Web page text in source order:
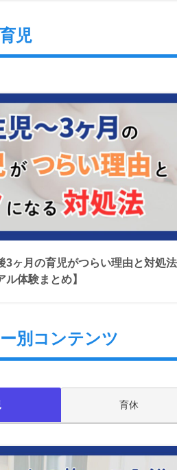
児
3ヶ月の育児がつらい理由と対処法
ル体験まとめ】
別コンテンツ
育休